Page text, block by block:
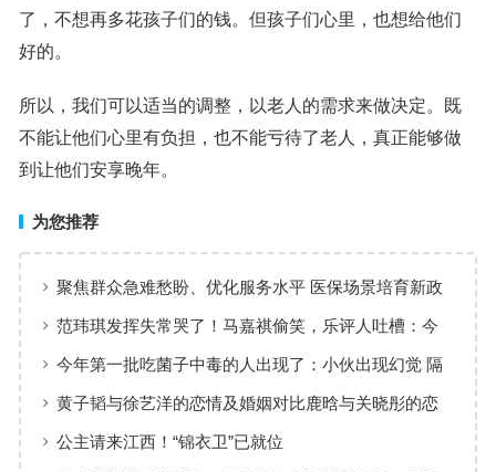
了，不想再多花孩子们的钱。但孩子们心里，也想给他们
好的。
所以，我们可以适当的调整，以老人的需求来做决定。既
不能让他们心里有负担，也不能亏待了老人，真正能够做
到让他们安享晚年。
为您推荐
聚焦群众急难愁盼、优化服务水平 医保场景培育新政
出台
范玮琪发挥失常哭了！马嘉祺偷笑，乐评人吐槽：今
年水平最差
今年第一批吃菌子中毒的人出现了：小伙出现幻觉 隔
空抓物
黄子韬与徐艺洋的恋情及婚姻对比鹿晗与关晓彤的恋
情
公主请来江西！“锦衣卫”已就位